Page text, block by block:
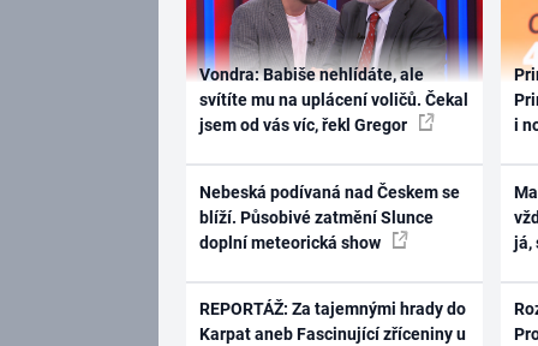
Vondra: Babiše nehlídáte, ale
svítíte mu na uplácení voličů. Čekal
jsem od vás víc, řekl Gregor
Nebeská podívaná nad Českem se
blíží. Působivé zatmění Slunce
doplní meteorická show
REPORTÁŽ: Za tajemnými hrady do
Karpat aneb Fascinující zříceniny u
i
já,